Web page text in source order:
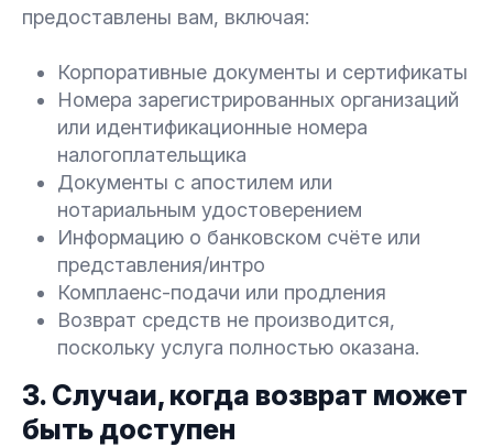
предоставлены вам, включая:
Корпоративные документы и сертификаты
Номера зарегистрированных организаций
или идентификационные номера
налогоплательщика
Документы с апостилем или
нотариальным удостоверением
Информацию о банковском счёте или
представления/интро
Комплаенс-подачи или продления
Возврат средств не производится,
поскольку услуга полностью оказана.
3. Случаи, когда возврат может
быть доступен